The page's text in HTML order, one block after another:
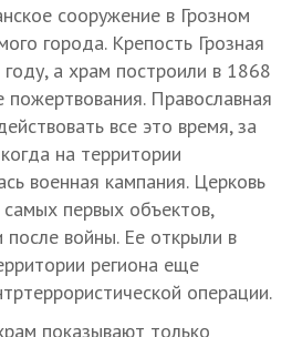
сооружение в Грозном
города. Крепость Грозная
а храм построили в 1868
Православная
все это время, за
на территории
военная кампания. Церковь
первых объектов,
после войны. Ее открыли в
региона еще
операции.
показывают только